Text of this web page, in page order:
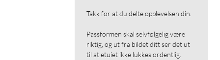
Takk for at du delte opplevelsen din.
Passformen skal selvfølgelig være
riktig, og ut fra bildet ditt ser det ut
til at etuiet ikke lukkes ordentlig.